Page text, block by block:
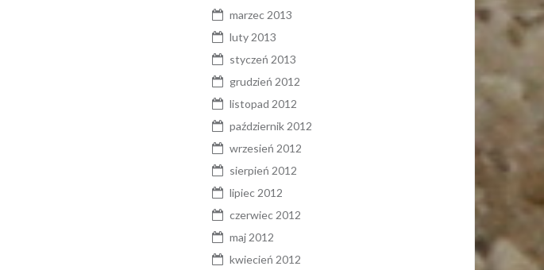
marzec 2013
luty 2013
styczeń 2013
grudzień 2012
listopad 2012
październik 2012
wrzesień 2012
sierpień 2012
lipiec 2012
czerwiec 2012
maj 2012
kwiecień 2012